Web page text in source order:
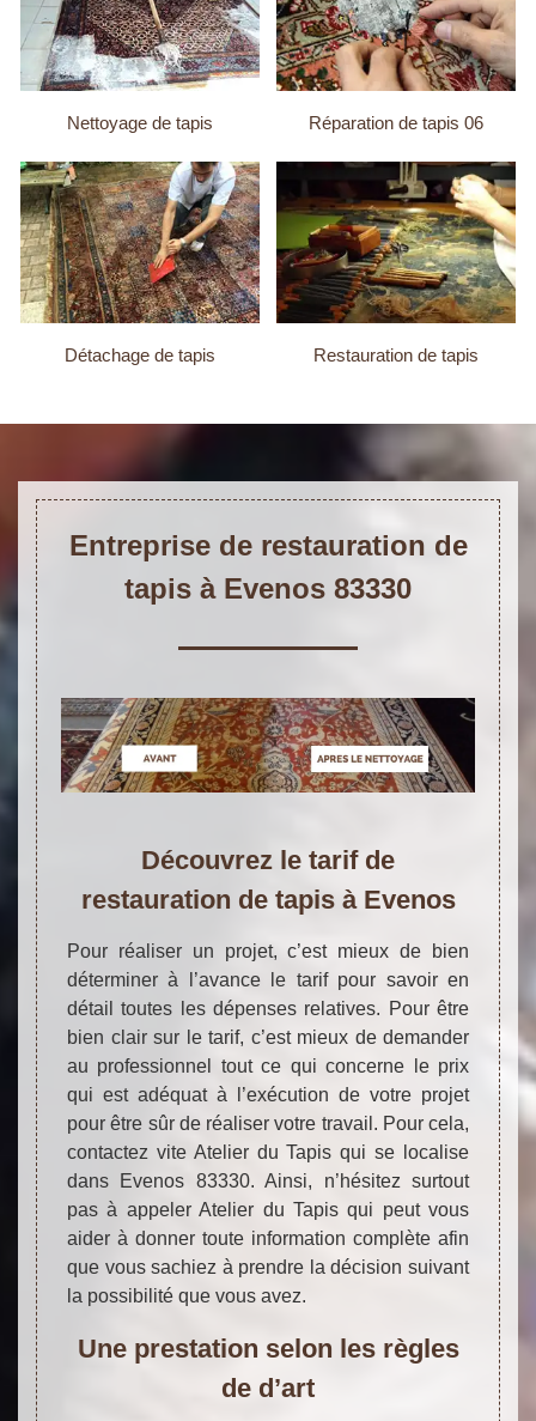
Nettoyage de tapis Réparation de tapis 06
Détachage de tapis Restauration de tapis
Entreprise de restauration de
tapis à Evenos 83330
Découvrez le tarif de
restauration de tapis à Evenos
Pour réaliser un projet, c’est mieux de bien
déterminer à l’avance le tarif pour savoir en
détail toutes les dépenses relatives. Pour être
bien clair sur le tarif, c’est mieux de demander
au professionnel tout ce qui concerne le prix
qui est adéquat à l’exécution de votre projet
pour être sûr de réaliser votre travail. Pour cela,
contactez vite Atelier du Tapis qui se localise
dans Evenos 83330. Ainsi, n’hésitez surtout
pas à appeler Atelier du Tapis qui peut vous
aider à donner toute information complète afin
que vous sachiez à prendre la décision suivant
la possibilité que vous avez.
Une prestation selon les règles
de d’art